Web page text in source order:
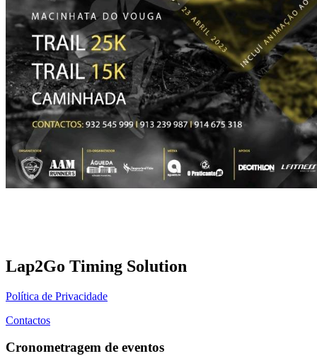
Lap2Go Timing Solution
Política de Privacidade
Contactos
Cronometragem de eventos